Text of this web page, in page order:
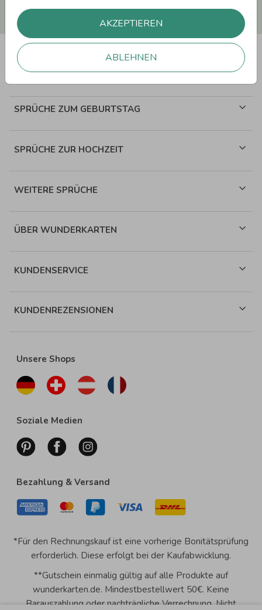
AKZEPTIEREN
ABLEHNEN
ANMELDEN
SPRÜCHE ZUM GEBURTSTAG
SPRÜCHE ZUR HOCHZEIT
WEITERE SPRÜCHE
ÜBER WUNDERKARTEN
KUNDENSERVICE
KUNDENREZENSIONEN
Unsere Shops
Soziale Medien
Bezahlung & Versand
*Für den Rechnungskauf ist eine vorherige Bonitätsprüfung
erforderlich. Diese erfolgt bei der Kaufabwicklung.
**Gutschein einmalig gültig auf alle Produkte auf
wunderkarten.de. Mindestbestellwert 50€. Keine
Barauszahlung oder nachträgliche Verrechnung. Nicht